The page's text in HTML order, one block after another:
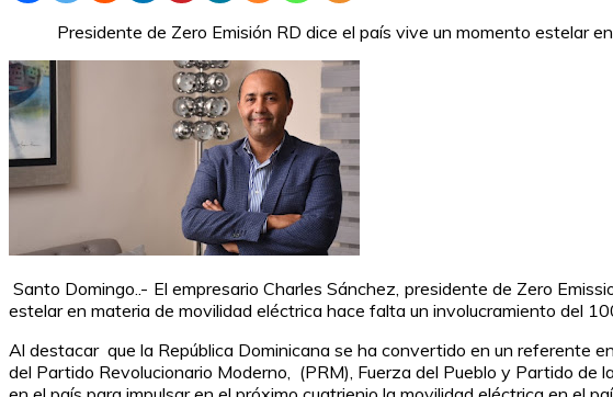
Presidente de Zero Emisión RD dice el país vive un momento estelar
Santo Domingo..- El empresario Charles Sánchez, presidente de Zero
estelar en materia de movilidad eléctrica hace falta un involucramiento del
Al destacar que la República Dominicana se ha convertido en un referente
del Partido Revolucionario Moderno, (PRM), Fuerza del Pueblo y Partido de